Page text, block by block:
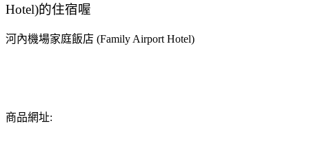
Hotel)的住宿喔
河內機場家庭飯店 (Family Airport Hotel)
商品網址: